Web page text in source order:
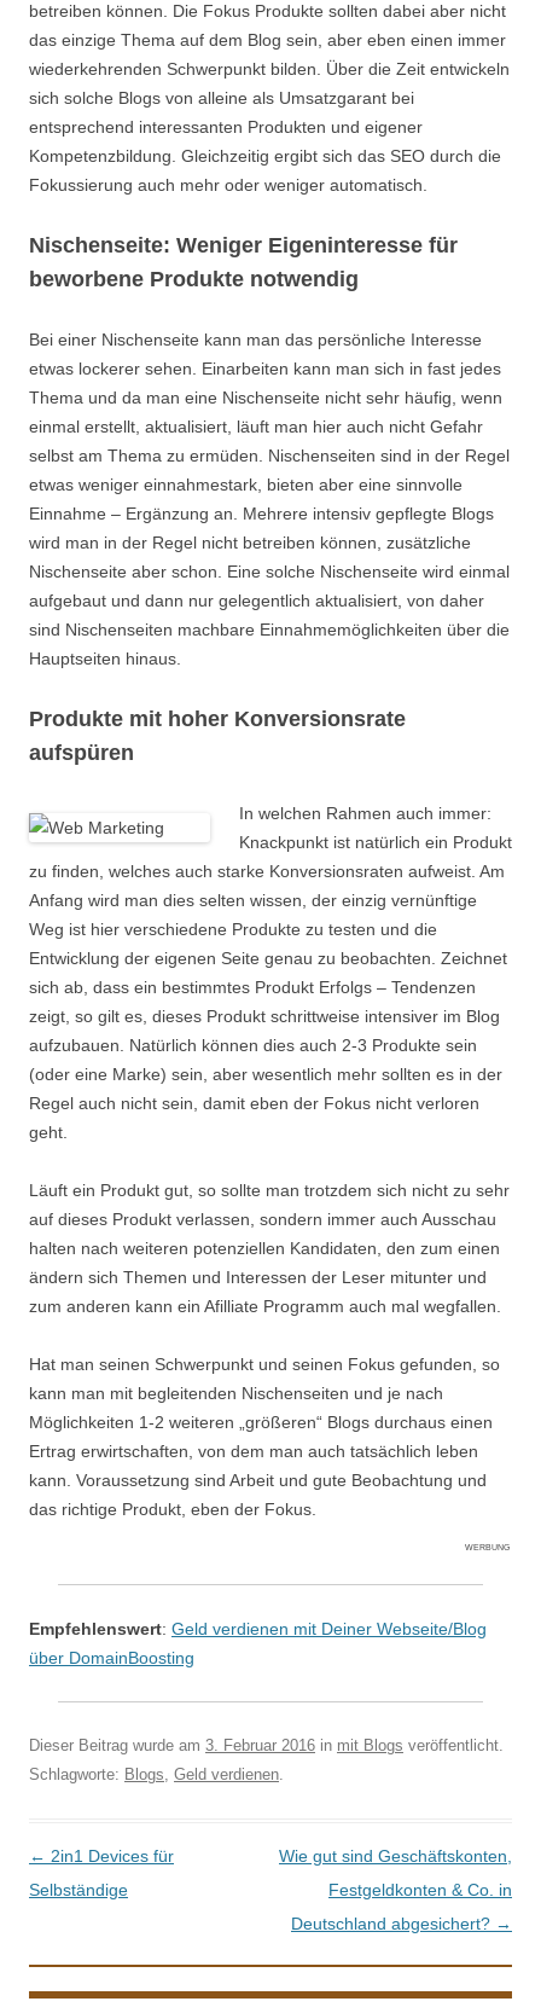
betreiben können. Die Fokus Produkte sollten dabei aber nicht
das einzige Thema auf dem Blog sein, aber eben einen immer
wiederkehrenden Schwerpunkt bilden. Über die Zeit entwickeln
sich solche Blogs von alleine als Umsatzgarant bei
entsprechend interessanten Produkten und eigener
Kompetenzbildung. Gleichzeitig ergibt sich das SEO durch die
Fokussierung auch mehr oder weniger automatisch.
Nischenseite: Weniger Eigeninteresse für
beworbene Produkte notwendig
Bei einer Nischenseite kann man das persönliche Interesse
etwas lockerer sehen. Einarbeiten kann man sich in fast jedes
Thema und da man eine Nischenseite nicht sehr häufig, wenn
einmal erstellt, aktualisiert, läuft man hier auch nicht Gefahr
selbst am Thema zu ermüden. Nischenseiten sind in der Regel
etwas weniger einnahmestark, bieten aber eine sinnvolle
Einnahme – Ergänzung an. Mehrere intensiv gepflegte Blogs
wird man in der Regel nicht betreiben können, zusätzliche
Nischenseite aber schon. Eine solche Nischenseite wird einmal
aufgebaut und dann nur gelegentlich aktualisiert, von daher
sind Nischenseiten machbare Einnahmemöglichkeiten über die
Hauptseiten hinaus.
Produkte mit hoher Konversionsrate
aufspüren
In welchen Rahmen auch immer:
Knackpunkt ist natürlich ein Produkt
zu finden, welches auch starke Konversionsraten aufweist. Am
Anfang wird man dies selten wissen, der einzig vernünftige
Weg ist hier verschiedene Produkte zu testen und die
Entwicklung der eigenen Seite genau zu beobachten. Zeichnet
sich ab, dass ein bestimmtes Produkt Erfolgs – Tendenzen
zeigt, so gilt es, dieses Produkt schrittweise intensiver im Blog
aufzubauen. Natürlich können dies auch 2-3 Produkte sein
(oder eine Marke) sein, aber wesentlich mehr sollten es in der
Regel auch nicht sein, damit eben der Fokus nicht verloren
geht.
Läuft ein Produkt gut, so sollte man trotzdem sich nicht zu sehr
auf dieses Produkt verlassen, sondern immer auch Ausschau
halten nach weiteren potenziellen Kandidaten, den zum einen
ändern sich Themen und Interessen der Leser mitunter und
zum anderen kann ein Afilliate Programm auch mal wegfallen.
Hat man seinen Schwerpunkt und seinen Fokus gefunden, so
kann man mit begleitenden Nischenseiten und je nach
Möglichkeiten 1-2 weiteren „größeren“ Blogs durchaus einen
Ertrag erwirtschaften, von dem man auch tatsächlich leben
kann. Voraussetzung sind Arbeit und gute Beobachtung und
das richtige Produkt, eben der Fokus.
WERBUNG
Empfehlenswert: Geld verdienen mit Deiner Webseite/Blog
über DomainBoosting
Dieser Beitrag wurde am 3. Februar 2016 in mit Blogs veröffentlicht.
Schlagworte: Blogs, Geld verdienen.
Beitrags-Navigation
← 2in1 Devices für
Selbständige
Wie gut sind Geschäftskonten,
Festgeldkonten & Co. in
Deutschland abgesichert? →